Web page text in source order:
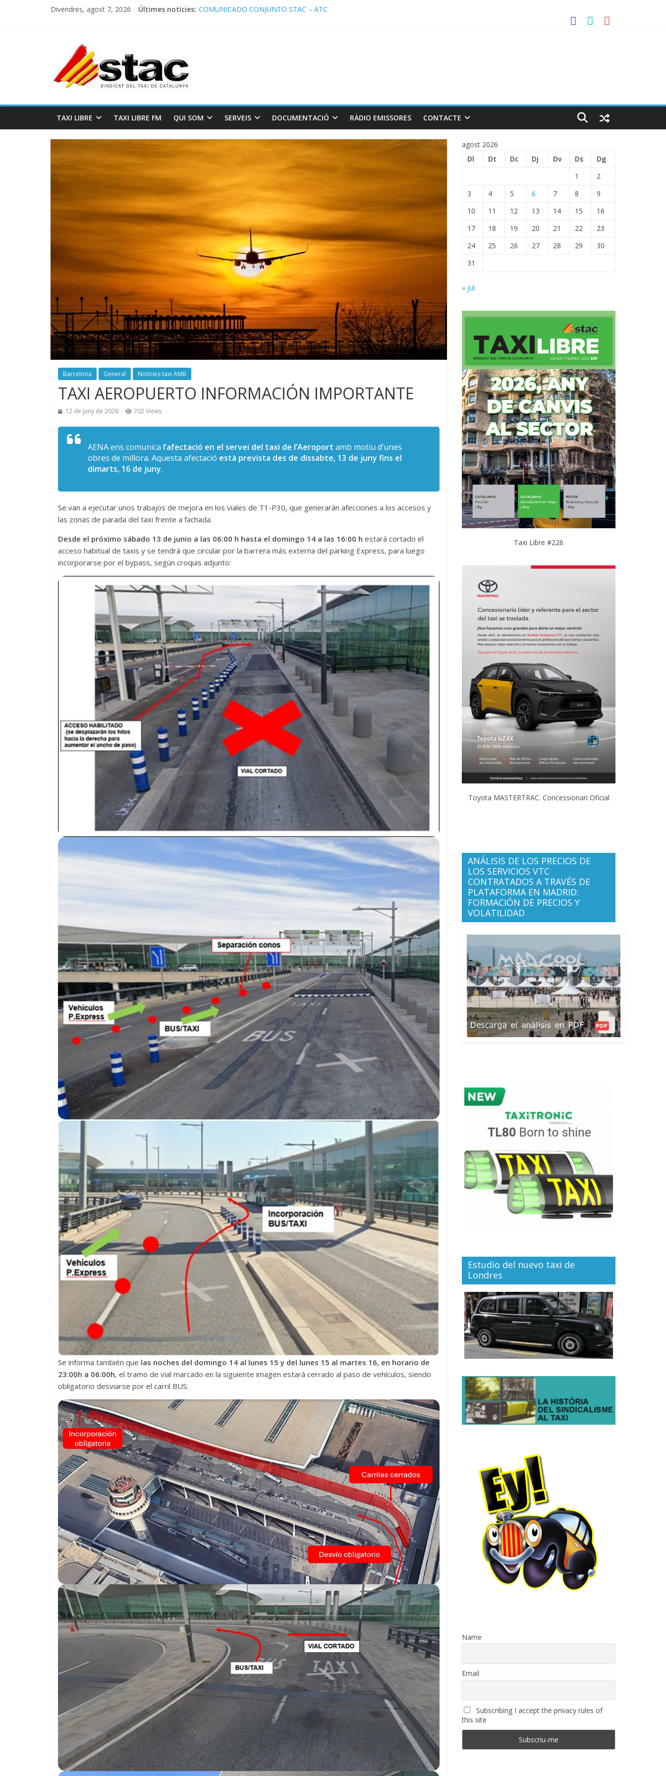
Divendres, agost 7, 2026 Últimes notícies: COMUNICADO CONJUNTO STAC – ATC
TAXI LIBRE TAXI LIBRE FM QUI SOM SERVEIS DOCUMENTACIÓ RÀDIO EMISSORES CONTACTE
Barcelona General Noticies taxi AMB
TAXI AEROPUERTO INFORMACIÓN IMPORTANTE
12 de juny de 2026 702 Views
AENA ens comunica l’afectació en el servei del taxi de l’Aeroport amb motiu d’unes
obres de millora. Aquesta afectació està prevista des de dissabte, 13 de juny fins el
dimarts, 16 de juny.
Se van a ejecutar unos trabajos de mejora en los viales de T1-P30, que generarán afecciones a los accesos y
las zonas de parada del taxi frente a fachada.
Desde el próximo sábado 13 de junio a las 06:00 h hasta el domingo 14 a las 16:00 h estará cortado el
acceso habitual de taxis y se tendrá que circular por la barrera más externa del parking Express, para luego
incorporarse por el bypass, según croquis adjunto:
Se informa también que las noches del domingo 14 al lunes 15 y del lunes 15 al martes 16, en horario de
23:00h a 06:00h, el tramo de vial marcado en la siguiente imagen estará cerrado al paso de vehículos, siendo
obligatorio desviarse por el carril BUS:
agost 2026
Dl
Dt Dc Dj Dv Ds
Dg
1
2
3
4 5 6 7 8
9
10
11 12 13 14 15
16
17
18 19 20 21 22
23
24
25 26 27 28 29
30
31
« jul.
Taxi Libre #226
Toyota MASTERTRAC. Concessionari Oficial
ANÁLISIS DE LOS PRECIOS DE
LOS SERVICIOS VTC
CONTRATADOS A TRAVÉS DE
PLATAFORMA EN MADRID:
FORMACIÓN DE PRECIOS Y
VOLATILIDAD
Estudio del nuevo taxi de
Londres
Name
Email
Subscribing I accept the privacy rules of
this site